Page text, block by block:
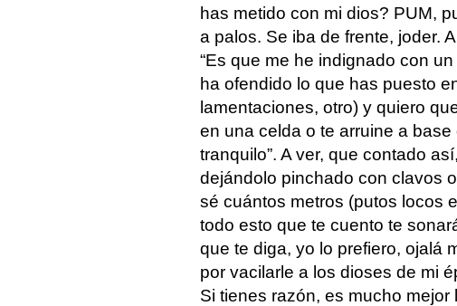
has metido con mi dios? PUM,
a palos. Se iba de frente, joder.
“Es que me he indignado con
ha ofendido lo que has puesto
lamentaciones, otro) y quiero
en una celda o te arruine a
tranquilo”. A ver, que contado
dejándolo pinchado con clavos
sé cuántos metros (putos locos
todo esto que te cuento te
que te diga, yo lo prefiero, ojalá
por vacilarle a los dioses de mi
Si tienes razón, es mucho